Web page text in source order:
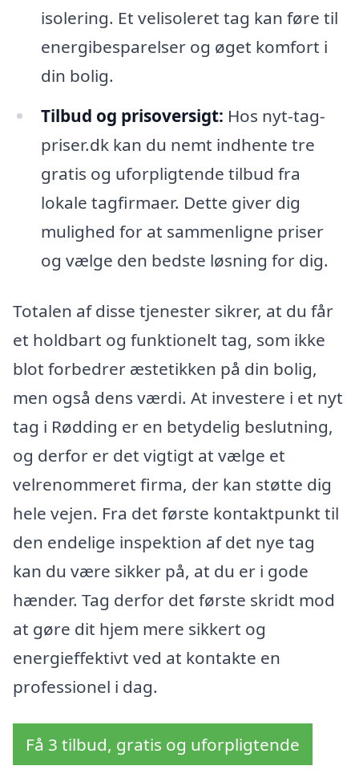
isolering. Et velisoleret tag kan føre til
energibesparelser og øget komfort i
din bolig.
Tilbud og prisoversigt: Hos nyt-tag-
priser.dk kan du nemt indhente tre
gratis og uforpligtende tilbud fra
lokale tagfirmaer. Dette giver dig
mulighed for at sammenligne priser
og vælge den bedste løsning for dig.
Totalen af disse tjenester sikrer, at du får
et holdbart og funktionelt tag, som ikke
blot forbedrer æstetikken på din bolig,
men også dens værdi. At investere i et nyt
tag i Rødding er en betydelig beslutning,
og derfor er det vigtigt at vælge et
velrenommeret firma, der kan støtte dig
hele vejen. Fra det første kontaktpunkt til
den endelige inspektion af det nye tag
kan du være sikker på, at du er i gode
hænder. Tag derfor det første skridt mod
at gøre dit hjem mere sikkert og
energieffektivt ved at kontakte en
professionel i dag.
Få 3 tilbud, gratis og uforpligtende